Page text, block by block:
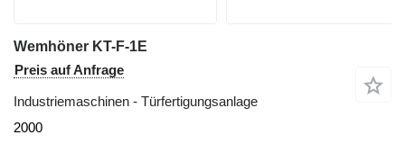
Wemhöner KT-F-1E
Preis auf Anfrage
Industriemaschinen - Türfertigungsanlage
2000